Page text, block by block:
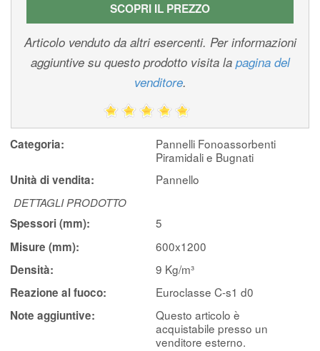
SCOPRI IL PREZZO
Articolo venduto da altri esercenti. Per informazioni
aggiuntive su questo prodotto visita la pagina del
venditore.
Categoria:
Pannelli Fonoassorbenti
Piramidali e Bugnati
Unità di vendita:
Pannello
DETTAGLI PRODOTTO
Spessori (mm):
5
Misure (mm):
600x1200
Densità:
9 Kg/m³
Reazione al fuoco:
Euroclasse C-s1 d0
Note aggiuntive:
Questo articolo è
acquistabile presso un
venditore esterno.